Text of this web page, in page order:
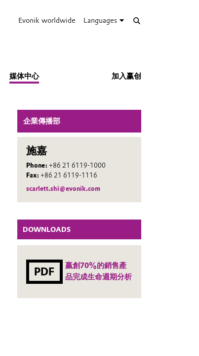
Evonik worldwide Languages
媒体中心 加入赢创
企業傳播部
施嘉
Phone: +86 21 6119-1000
Fax: +86 21 6119-1116
scarlett.shi@evonik.com
DOWNLOADS
PDF
贏創70%的銷售產
品完成生命週期分析